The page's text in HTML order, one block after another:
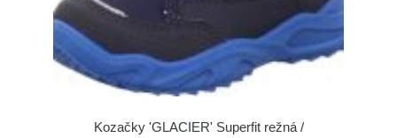
Kozačky 'GLACIER' Superfit režná /